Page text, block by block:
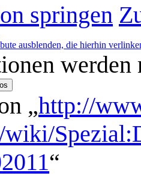
springen
ausblenden, die hierhin
werden
„http://
wiki/
“